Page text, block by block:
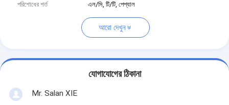
পরিশোধের শর্ত
এল/সি, টি/টি, পেপ্যাল
আরো দেখুন
যোগাযোগের ঠিকানা
Mr. Salan XIE